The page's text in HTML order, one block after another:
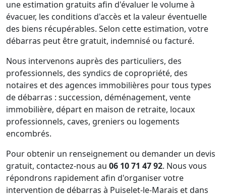
une estimation gratuits afin d'évaluer le volume à
évacuer, les conditions d'accès et la valeur éventuelle
des biens récupérables. Selon cette estimation, votre
débarras peut être gratuit, indemnisé ou facturé.
Nous intervenons auprès des particuliers, des
professionnels, des syndics de copropriété, des
notaires et des agences immobilières pour tous types
de débarras : succession, déménagement, vente
immobilière, départ en maison de retraite, locaux
professionnels, caves, greniers ou logements
encombrés.
Pour obtenir un renseignement ou demander un devis
gratuit, contactez-nous au 06 10 71 47 92. Nous vous
répondrons rapidement afin d'organiser votre
intervention de débarras à Puiselet-le-Marais et dans